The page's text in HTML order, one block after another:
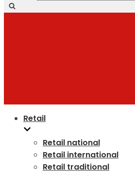
Retail
Retail national
Retail international
Retail traditional